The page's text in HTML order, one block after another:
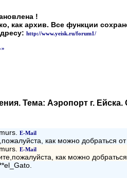
!
как архив. Все функции
http://www.yeisk.ru/forum1/
»
. Тема: Аэропорт г. Ейска.
E-Mail
как можно добраться
E-Mail
как можно